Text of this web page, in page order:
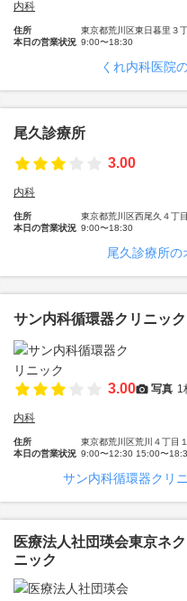
内科
住所
東京都荒川区東日暮里３
本日の営業状況 9:00〜18:30
くれ内科医院
尾久診療所
3.00
内科
住所
東京都荒川区西尾久４丁
本日の営業状況 9:00〜18:30
尾久診療所の
サン内科循環器クリニック
3.00 写真 1
内科
住所
東京都荒川区荒川４丁目
本日の営業状況 9:00〜12:30 15:00〜
サン内科循環器クリ
医療法人社団瑛会東京ネ
ニック